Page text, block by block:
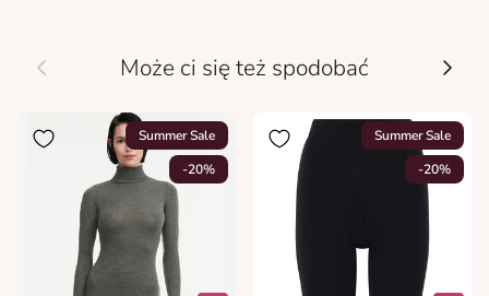
Wcześniej Może ci się też spodobać
Summer Sale
-20%
Summer Sale
-20%